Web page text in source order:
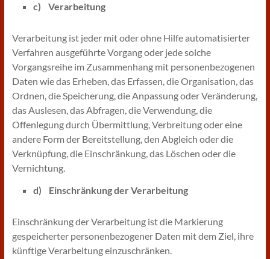
c) Verarbeitung
Verarbeitung ist jeder mit oder ohne Hilfe automatisierter
Verfahren ausgeführte Vorgang oder jede solche
Vorgangsreihe im Zusammenhang mit personenbezogenen
Daten wie das Erheben, das Erfassen, die Organisation, das
Ordnen, die Speicherung, die Anpassung oder Veränderung,
das Auslesen, das Abfragen, die Verwendung, die
Offenlegung durch Übermittlung, Verbreitung oder eine
andere Form der Bereitstellung, den Abgleich oder die
Verknüpfung, die Einschränkung, das Löschen oder die
Vernichtung.
d) Einschränkung der Verarbeitung
Einschränkung der Verarbeitung ist die Markierung
gespeicherter personenbezogener Daten mit dem Ziel, ihre
künftige Verarbeitung einzuschränken.